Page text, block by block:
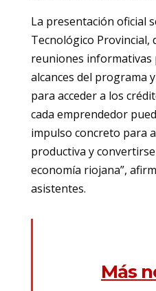
La presentación oficial
Tecnológico Provincial,
reuniones informativas
alcances del programa
para acceder a los
cada emprendedor
impulso concreto para
productiva y
economía riojana”,
asistentes.
Más